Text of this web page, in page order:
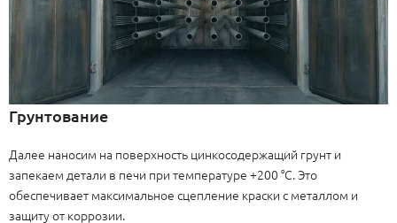
Грунтование
Далее наносим на поверхность цинкосодержащий грунт и
запекаем детали в печи при температуре +200 °C. Это
обеспечивает максимальное сцепление краски с металлом и
защиту от коррозии.